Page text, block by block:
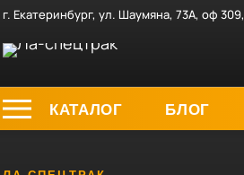
г. Екатеринбург, ул. Шаумяна, 73А, оф
КАТАЛОГ БЛОГ